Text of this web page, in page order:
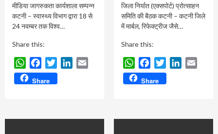
मीडिया जागरुकता कार्यशाला सम्पन्न
कटनी – स्वास्थ्य विभाग द्वारा 18 से
24 नवम्बर तक विश्व…
Share this:
WhatsAppFacebookTwitterLinkedIn
Share
जिला निर्यात (एक्सपोर्ट) प्रोत्साहन
समिति की बैठक कटनी – कटनी जिले
में मार्बल, रिफेक्ट्रीज जैसे…
Share this:
WhatsAppFacebookTwitterLinkedIn
Share